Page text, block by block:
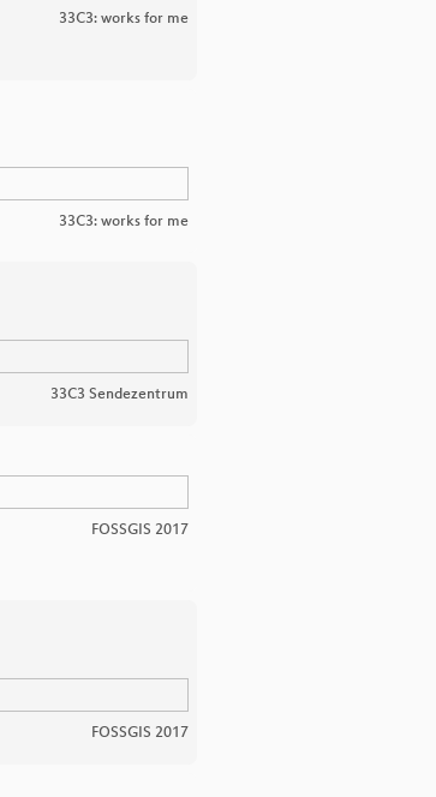
33C3: works for me
33C3: works for me
33C3 Sendezentrum
FOSSGIS 2017
FOSSGIS 2017